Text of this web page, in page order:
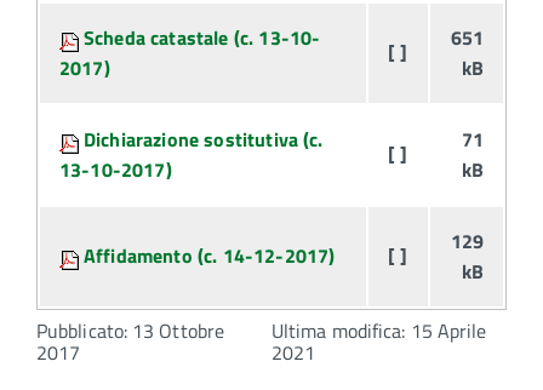
Scheda catastale (c. 13-10-
2017)
[ ]
651
kB
Dichiarazione sostitutiva (c.
13-10-2017)
[ ]
71
kB
Affidamento (c. 14-12-2017) [ ]
129
kB
Pubblicato: 13 Ottobre
2017
Ultima modifica: 15 Aprile
2021